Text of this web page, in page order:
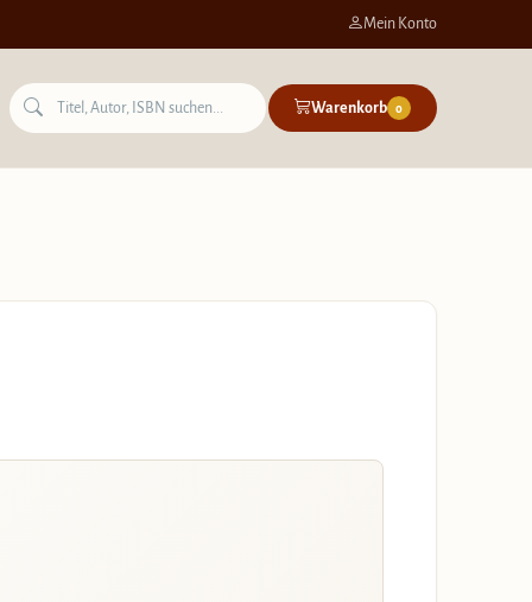
Mein Konto
Warenkorb 0